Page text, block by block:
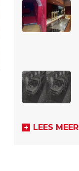
LEES MEER